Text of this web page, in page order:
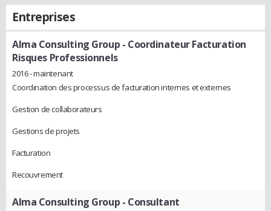
Entreprises
Alma Consulting Group - Coordinateur Facturation
Risques Professionnels
2016 - maintenant
Coordination des processus de facturation internes et externes
Gestion de collaborateurs
Gestions de projets
Facturation
Recouvrement
Alma Consulting Group - Consultant